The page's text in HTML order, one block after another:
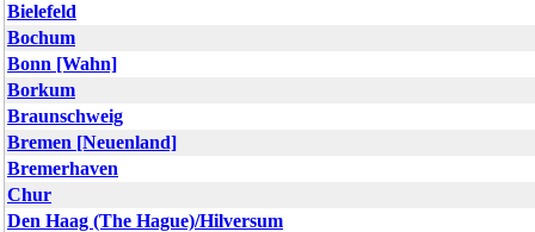
Bielefeld
Bochum
Bonn [Wahn]
Borkum
Braunschweig
Bremen [Neuenland]
Bremerhaven
Chur
Den Haag (The Hague)/Hilversum